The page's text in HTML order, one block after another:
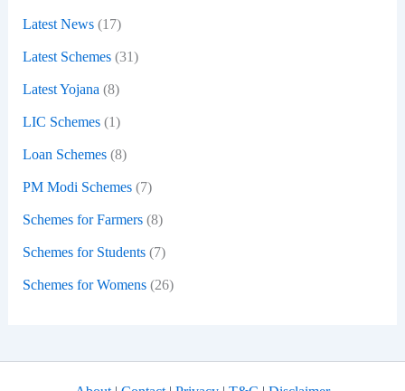
Latest News(17)
Latest Schemes(31)
Latest Yojana (8)
LIC Schemes(1)
Loan Schemes(8)
PM Modi Schemes(7)
Schemes for Farmers(8)
Schemes for Students(7)
Schemes for Womens(26)